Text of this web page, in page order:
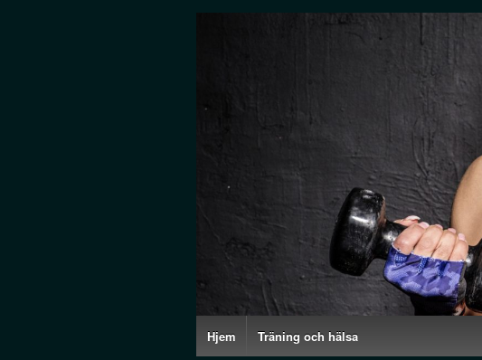
Hjem Träning och hälsa